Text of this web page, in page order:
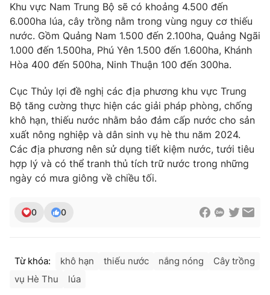
Video Shorts video
VTV Money VTV Thể thao
VTV Sức khoẻ Bất động sản
Thị trường 24h Tấm lòng Việt
VTV4 Vươn mình bằng AI
Khu vực Nam Trung Bộ sẽ có khoảng 4.500 đến
6.000ha lúa, cây trồng nằm trong vùng nguy cơ thiếu
nước. Gồm Quảng Nam 1.500 đến 2.100ha, Quảng Ngãi
1.000 đến 1.500ha, Phú Yên 1.500 đến 1.600ha, Khánh
Hòa 400 đến 500ha, Ninh Thuận 100 đến 300ha.
Cục Thủy lợi đề nghị các địa phương khu vực Trung
Bộ tăng cường thực hiện các giải pháp phòng, chống
khô hạn, thiếu nước nhằm bảo đảm cấp nước cho sản
xuất nông nghiệp và dân sinh vụ hè thu năm 2024.
Các địa phương nên sử dụng tiết kiệm nước, tưới tiêu
hợp lý và có thể tranh thủ tích trữ nước trong những
ngày có mưa giông về chiều tối.
0 0
Từ khóa: khô hạn thiếu nước nắng nóng
Cây trồng
vụ Hè Thu
lúa